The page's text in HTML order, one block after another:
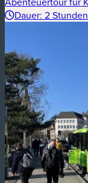
Dauer: 2 Stunden